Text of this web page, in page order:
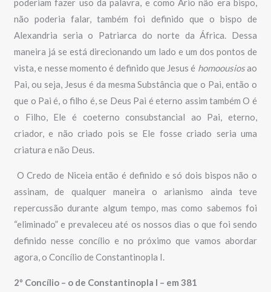
poderiam fazer uso da palavra, e como Ário não era bispo,
não poderia falar, também foi definido que o bispo de
Alexandria seria o Patriarca do norte da África. Dessa
maneira já se está direcionando um lado e um dos pontos de
vista, e nesse momento é definido que Jesus é homoousiosao
Pai, ou seja, Jesus é da mesma Substância que o Pai, então o
que o Pai é, o filho é, se Deus Pai é eterno assim também O é
o Filho, Ele é coeterno consubstancial ao Pai, eterno,
criador, e não criado pois se Ele fosse criado seria uma
criatura e não Deus.
O Credo de Niceia então é definido e só dois bispos não o
assinam, de qualquer maneira o arianismo ainda teve
repercussão durante algum tempo, mas como sabemos foi
“eliminado” e prevaleceu até os nossos dias o que foi sendo
definido nesse concílio e no próximo que vamos abordar
agora, o Concílio de Constantinopla I.
2º Concílio – o de Constantinopla I – em 381